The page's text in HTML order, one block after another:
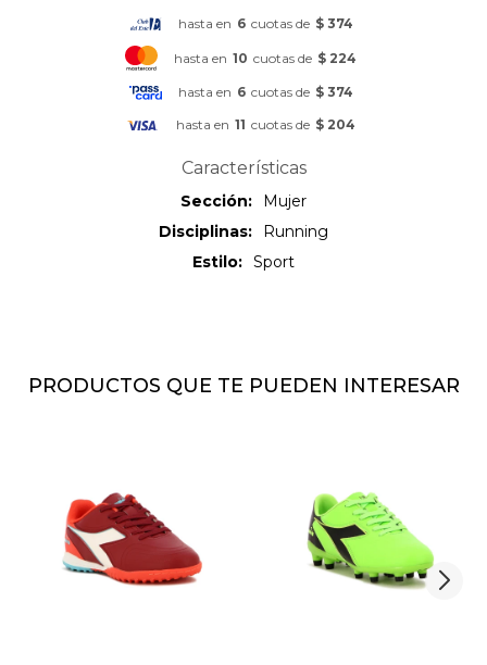
hasta en 6 cuotas de $ 374
hasta en 10 cuotas de $ 224
hasta en 6 cuotas de $ 374
hasta en 11 cuotas de $ 204
Características
Sección
Mujer
Disciplinas
Running
Estilo
Sport
PRODUCTOS QUE TE PUEDEN INTERESAR